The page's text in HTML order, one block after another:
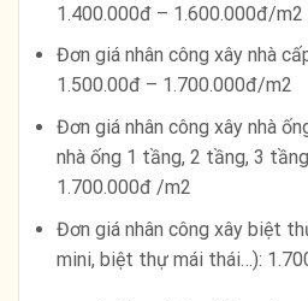
1.400.000đ – 1.600.000đ/m2
Đơn giá nhân công xây nhà
1.500.00đ – 1.700.000đ/m2
Đơn giá nhân công xây nhà
nhà ống 1 tầng, 2 tầng, 3
1.700.000đ /m2
Đơn giá nhân công xây biệt
mini, biệt thự mái thái…):